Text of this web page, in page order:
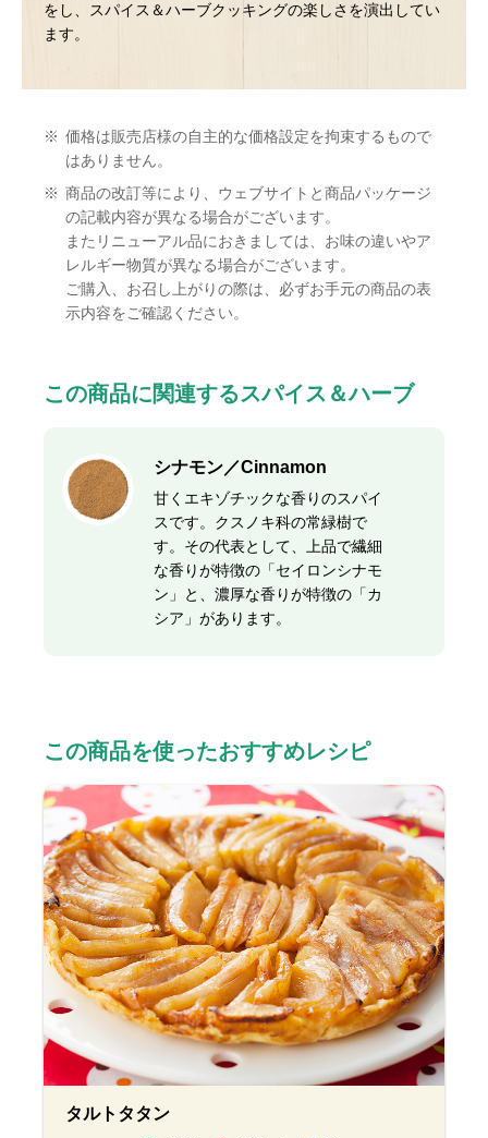
をし、スパイス＆ハーブクッキングの楽しさを演出してい
ます。
※ 価格は販売店様の自主的な価格設定を拘束するもので
はありません。
※ 商品の改訂等により、ウェブサイトと商品パッケージ
の記載内容が異なる場合がございます。
またリニューアル品におきましては、お味の違いやア
レルギー物質が異なる場合がございます。
ご購入、お召し上がりの際は、必ずお手元の商品の表
示内容をご確認ください。
この商品に関連するスパイス＆ハーブ
シナモン／Cinnamon
甘くエキゾチックな香りのスパイ
スです。クスノキ科の常緑樹で
す。その代表として、上品で繊細
な香りが特徴の「セイロンシナモ
ン」と、濃厚な香りが特徴の「カ
シア」があります。
この商品を使ったおすすめレシピ
タルトタタン